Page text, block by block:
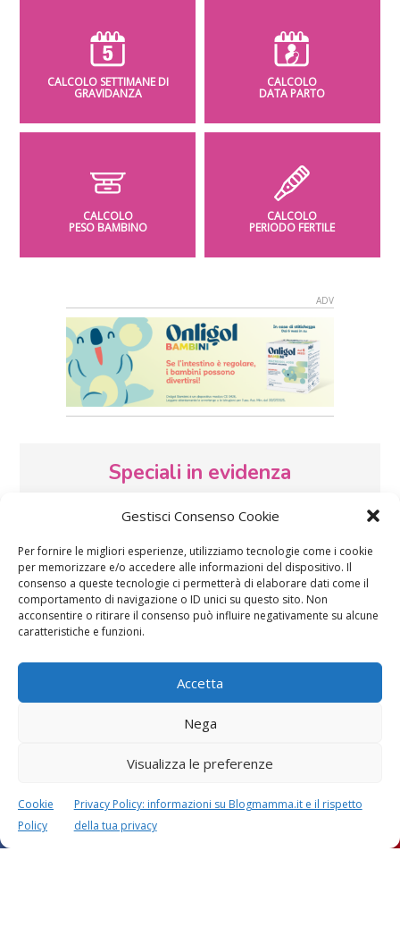
Gestisci Consenso Cookie
Per fornire le migliori esperienze, utilizziamo tecnologie come i cookie
per memorizzare e/o accedere alle informazioni del dispositivo. Il
consenso a queste tecnologie ci permetterà di elaborare dati come il
comportamento di navigazione o ID unici su questo sito. Non
acconsentire o ritirare il consenso può influire negativamente su alcune
caratteristiche e funzioni.
Accetta
Nega
Visualizza le preferenze
Cookie
Policy
Privacy Policy: informazioni su Blogmamma.it e il rispetto
della tua privacy
CALCOLO SETTIMANE DI
GRAVIDANZA
CALCOLO
DATA PARTO
CALCOLO
PESO BAMBINO
CALCOLO
PERIODO FERTILE
Speciali in evidenza
Vaccini SOS Pediatra
d’auguri, filastrocche